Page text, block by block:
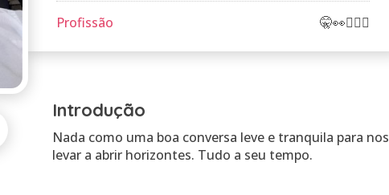
Profissão 🤫👀🤷🏻‍♂️
Introdução
Nada como uma boa conversa leve e tranquila para nos
levar a abrir horizontes. Tudo a seu tempo.